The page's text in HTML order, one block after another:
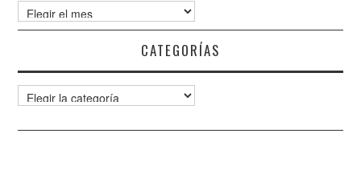
Archivos
CATEGORÍAS
Categorías